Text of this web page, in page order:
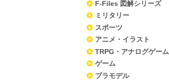
F-Files 図解シリーズ
ミリタリー
スポーツ
アニメ・イラスト
TRPG・アナログゲーム
ゲーム
プラモデル